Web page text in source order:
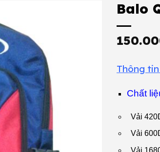
Balo
Thông
Chất
Vải
Vải
Vải